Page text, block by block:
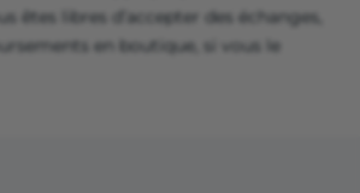
êtes libres d’accepter des échanges,
en boutique, si vous le